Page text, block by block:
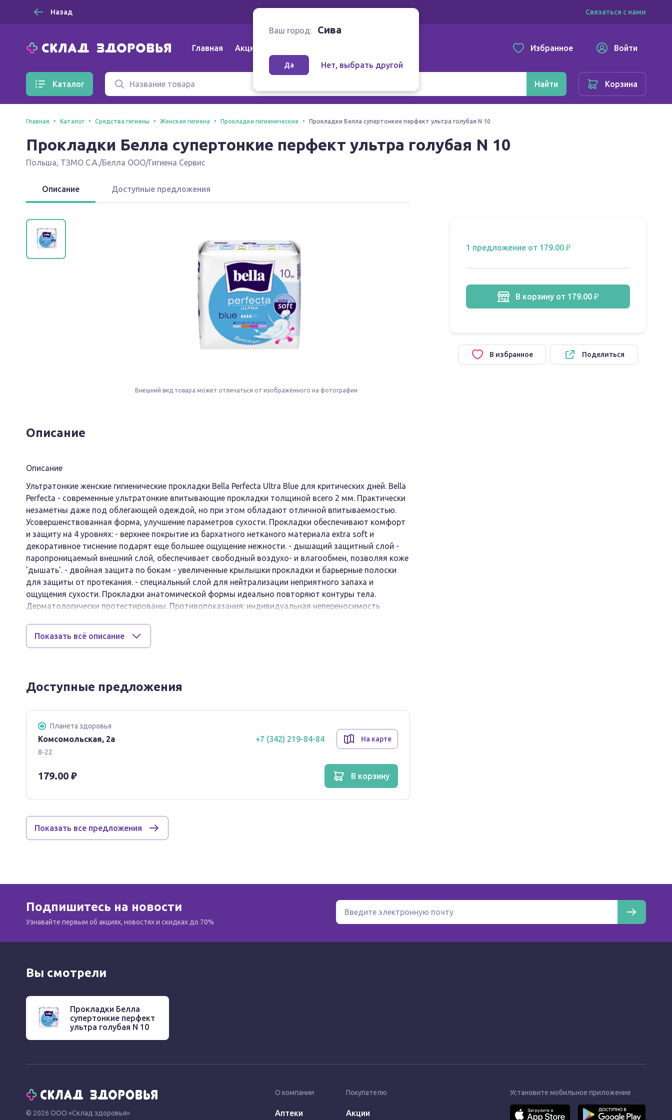
Назад Связаться с нами
Главная Акции Избранное Войти
Каталог Найти Корзина
Ваш город: Сива
Да Нет, выбрать другой
Главная Каталог Средства гигиены Женская гигиена Прокладки гигиенические Прокладки Белла супертонкие перфект ультра голубая N 10
Прокладки Белла супертонкие перфект ультра голубая N 10
Польша, ТЗМО С.А./Белла ООО/Гигиена Сервис
Описание Доступные предложения
Внешний вид товара может отличаться от изображённого на фотографии
1 предложение от 179.00 ₽
в корзину от 179.00 ₽
В избранное Поделиться
Описание
Описание
Ультратонкие женские гигиенические прокладки Bella Perfecta Ultra Blue для критических дней. Bella
Perfecta - современные ультратонкие впитывающие прокладки толщиной всего 2 мм. Практически
незаметны даже под облегающей одеждой, но при этом обладают отличной впитываемостью.
Усовершенствованная форма, улучшение параметров сухости. Прокладки обеспечивают комфорт
и защиту на 4 уровнях: - верхнее покрытие из бархатного нетканого материала extra soft и
декоративное тиснение подарят еще большее ощущение нежности. - дышащий защитный слой -
паропроницаемый внешний слой, обеспечивает свободный воздухо- и влагообмен, позволяя коже
'дышать'. - двойная защита по бокам - увеличенные крылышки прокладки и барьерные полоски
для защиты от протекания. - специальный слой для нейтрализации неприятного запаха и
ощущения сухости. Прокладки анатомической формы идеально повторяют контуры тела.
Дерматологически протестированы. Противопоказания: индивидуальная непереносимость
прокладку на внутренней поверхности белья; снять защитную бумагу с крылышек и зафиксировать
их снаружи белья. Состав: целлюлозная лента, суперабсорбент, нетканый материал, пленка
Показать всё описание
Доступные предложения
Планета здоровья
Комсомольская, 2а
8-22
+7 (342) 219-84-84 На карте
179.00 ₽ в корзину
Показать все предложения
Подпишитесь на новости
Узнавайте первым об акциях, новостях и скидках до 70%
Вы смотрели
Прокладки Белла
супертонкие перфект
ультра голубая N 10
© 2026 ООО «Склад здоровья»
О компании
Аптеки
Покупателю
Акции
Установите мобильное приложение